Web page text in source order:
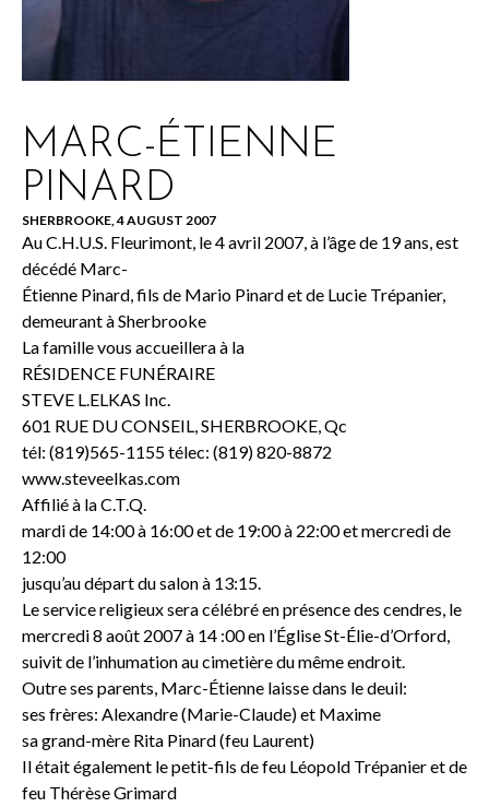
MARC-ÉTIENNE
PINARD
SHERBROOKE, 4 AUGUST 2007
Au C.H.U.S. Fleurimont, le 4 avril 2007, à l’âge de 19 ans, est
décédé Marc-
Étienne Pinard, fils de Mario Pinard et de Lucie Trépanier,
demeurant à Sherbrooke
La famille vous accueillera à la
RÉSIDENCE FUNÉRAIRE
STEVE L.ELKAS Inc.
601 RUE DU CONSEIL, SHERBROOKE, Qc
tél: (819)565-1155 télec: (819) 820-8872
www.steveelkas.com
Affilié à la C.T.Q.
mardi de 14:00 à 16:00 et de 19:00 à 22:00 et mercredi de
12:00
jusqu’au départ du salon à 13:15.
Le service religieux sera célébré en présence des cendres, le
mercredi 8 août 2007 à 14 :00 en l’Église St-Élie-d’Orford,
suivit de l’inhumation au cimetière du même endroit.
Outre ses parents, Marc-Étienne laisse dans le deuil:
ses frères: Alexandre (Marie-Claude) et Maxime
sa grand-mère Rita Pinard (feu Laurent)
Il était également le petit-fils de feu Léopold Trépanier et de
feu Thérèse Grimard